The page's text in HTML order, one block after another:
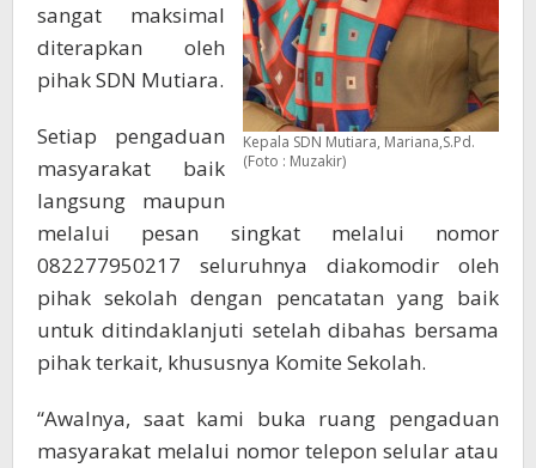
Kepala SDN Mutiara, Mariana,S.Pd.
(Foto : Muzakir)
sangat maksimal
diterapkan oleh
pihak SDN Mutiara.
Setiap pengaduan
masyarakat baik
langsung maupun
melalui pesan singkat melalui nomor
082277950217 seluruhnya diakomodir oleh
pihak sekolah dengan pencatatan yang baik
untuk ditindaklanjuti setelah dibahas bersama
pihak terkait, khususnya Komite Sekolah.
“Awalnya, saat kami buka ruang pengaduan
masyarakat melalui nomor telepon selular atau